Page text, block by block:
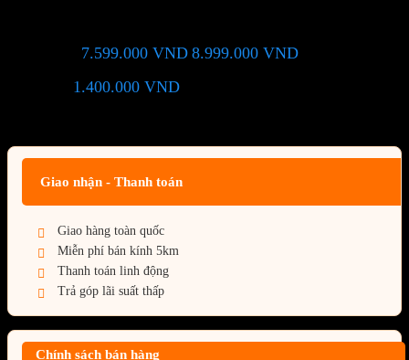
7.599.000 VND 8.999.000 VND
1.400.000 VND
Giao nhận - Thanh toán
Giao hàng toàn quốc
Miễn phí bán kính 5km
Thanh toán linh động
Trả góp lãi suất thấp
Chính sách bán hàng